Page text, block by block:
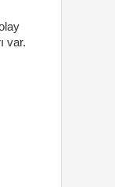
var.